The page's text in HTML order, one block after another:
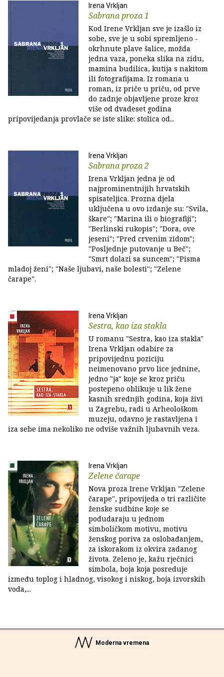
Irena Vrkljan
Sabrana proza 1
Kod Irene Vrkljan sve je izašlo iz
sobe, sve je u sobi spremljeno -
okrhnute plave šalice, možda
jedna vaza, poneka slika na zidu,
mamina budilica, kutija s nakitom
ili fotografijama. Iz romana u
roman, iz priče u priču, od prve
do zadnje objavljene proze kroz
više od dvadeset godina
pripovijedanja provlače se iste slike: stolica od...
Irena Vrkljan
Sabrana proza 2
Irena Vrkljan jedna je od
najprominentnijih hrvatskih
spisateljica. Prozna djela
uključena u ovo izdanje su: "Svila,
škare"; "Marina ili o biografiji";
"Berlinski rukopis"; "Dora, ove
jeseni"; "Pred crvenim zidom";
"Posljednje putovanje u Beč";
"Smrt dolazi sa suncem"; "Pisma
mladoj ženi"; "Naše ljubavi, naše bolesti"; "Zelene
čarape".
Irena Vrkljan
Sestra, kao iza stakla
U romanu "Sestra, kao iza stakla"
Irena Vrkljan odabire za
pripovijednu poziciju
neimenovano prvo lice jednine,
jedno "ja" koje se kroz priču
postepeno oblikuje u lik žene
kasnih srednjih godina, koja živi
u Zagrebu, radi u Arheološkom
muzeju, odavno je rastavljena i
iza sebe ima nekoliko ne odviše važnih ljubavnih veza.
Irena Vrkljan
Zelene čarape
Nova proza Irene Vrkljan "Zelene
čarape", pripovijeda o tri različite
ženske sudbine koje se
podudaraju u jednom
simboličkom motivu, motivu
ženskog poriva za oslobađanjem,
za iskorakom iz okvira zadanog
života. Zeleno je, kažu rječnici
simbola, boja koja posreduje
između toplog i hladnog, visokog i niskog, boja izvorskih
voda,...
Moderna vremena